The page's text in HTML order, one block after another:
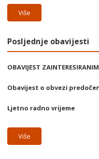
Više
Posljednje obavijesti
OBAVIJEST
Obavijest o obvezi
Ljetno radno vrijeme
Više